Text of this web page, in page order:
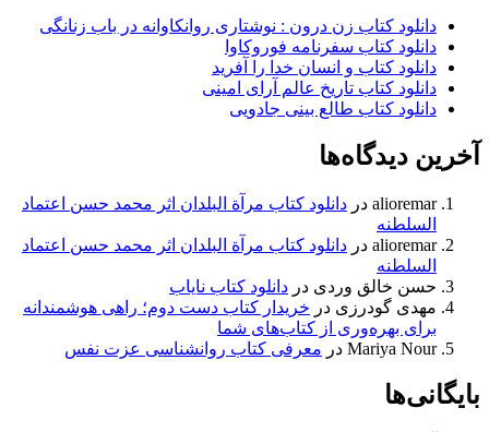
دانلود کتاب زن درون : نوشتاری روانکاوانه در باب زنانگی
دانلود کتاب سفرنامه فوروکاوا
دانلود کتاب و انسان خدا را آفرید
دانلود کتاب تاریخ عالم آرای امینی
دانلود کتاب طالع بینی جادویی
آخرین دیدگاه‌ها
alioremar در دانلود کتاب مرآة البلدان اثر محمد حسن اعتماد
السلطنه
alioremar در دانلود کتاب مرآة البلدان اثر محمد حسن اعتماد
السلطنه
حسن خالق وردی در دانلود کتاب نایاب
مهدی گودرزی در خریدار کتاب دست دوم؛ راهی هوشمندانه
برای بهره‌وری از کتاب‌های شما
Mariya Nour در معرفی کتاب روانشناسی عزت نفس
بایگانی‌ها